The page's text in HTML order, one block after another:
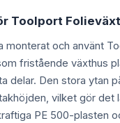
Toolport
monterat och använt
fristående växthus
delar. Den stora ytan
vilket gör det
PE 500-plasten